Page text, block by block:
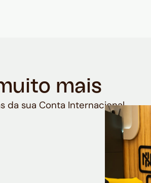
mais
da sua Conta Internacional